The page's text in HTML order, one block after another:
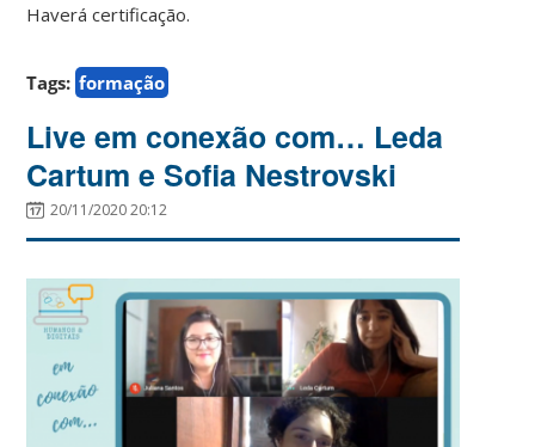
Haverá certificação.
Tags: formação
Live em conexão com… Leda
Cartum e Sofia Nestrovski
20/11/2020 20:12